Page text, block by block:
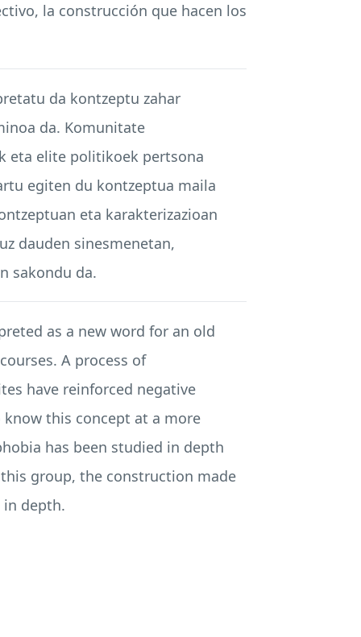
la construcción que hacen los
da kontzeptu zahar
da. Komunitate
eta elite politikoek pertsona
egiten du kontzeptua maila
eta karakterizazioan
dauden sinesmenetan,
sakondu da.
as a new word for an old
A process of
have reinforced negative
this concept at a more
has been studied in depth
group, the construction made
in depth.